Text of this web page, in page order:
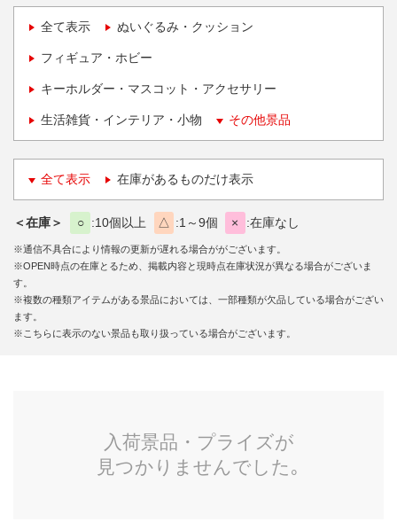
全て表示 ぬいぐるみ・クッション
フィギュア・ホビー
キーホルダー・マスコット・アクセサリー
生活雑貨・インテリア・小物 その他景品
全て表示 在庫があるものだけ表示
＜在庫＞ ○ 10個以上 △ 1～9個 × 在庫なし
※通信不具合により情報の更新が遅れる場合ががございます。
※OPEN時点の在庫とるため、掲載内容と現時点在庫状況が異なる場合がございま
す。
※複数の種類アイテムがある景品においては、一部種類が欠品している場合がござい
ます。
※こちらに表示のない景品も取り扱っている場合がございます。